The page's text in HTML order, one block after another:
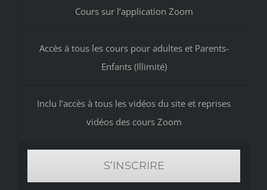
Cours sur l’application Zoom
Accès à tous les cours pour adultes et Parents-
Enfants (Illimité)
Inclu l’accès à tous les vidéos du site et reprises
vidéos des cours Zoom
S’INSCRIRE